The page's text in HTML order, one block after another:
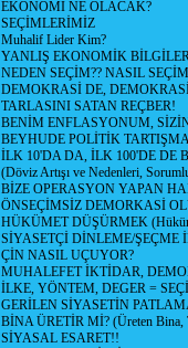
EKONOMİ NE OLACAK?
SEÇİMLERİMİZ
Muhalif Lider Kim?
YANLIŞ EKONOMİK
NEDEN SEÇİM?? NASIL
DEMOKRASİ DE,
TARLASINI SATAN REÇBER!
BENİM ENFLASYONUM,
BEYHUDE POLİTİK
İLK 10'DA DA, İLK 100'DE DE
(Döviz Artışı ve Nedenleri,
BİZE OPERASYON YAPAN
ÖNSEÇİMSİZ DEMORKASİ
HÜKÜMET DÜŞÜRMEK
SİYASETÇİ DİNLEME/ŞEÇME
ÇİN NASIL UÇUYOR?
MUHALEFET İKTİDAR,
İLKE, YÖNTEM, DEGER =
GERİLEN SİYASETİN
BİNA ÜRETİR Mİ? (Üreten Bina,
SİYASAL ESARET!!